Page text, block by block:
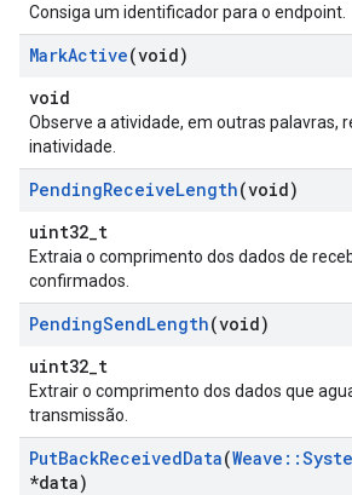
Consiga um identificador para o endpoint.
MarkActive(void)
void
Observe a atividade, em outras palavras,
inatividade.
PendingReceiveLength(void)
uint32_t
Extraia o comprimento dos dados de
confirmados.
PendingSendLength(void)
uint32_t
Extrair o comprimento dos dados que
transmissão.
PutBackReceivedData(Weave ::
*data)